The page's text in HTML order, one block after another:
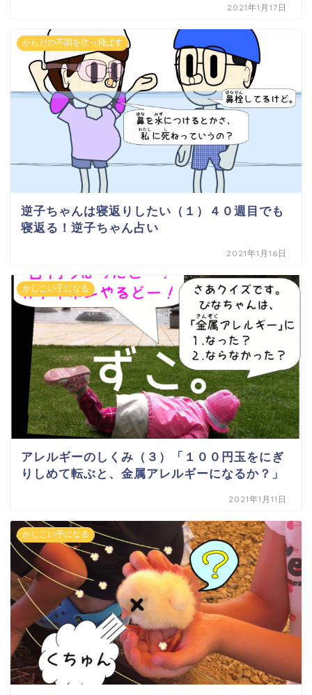
2021年1月17日
からだの不調を吹っ飛ばす
逆子ちゃんは寝返りしたい（１）４０週目でも
寝返る！逆子ちゃん占い
2021年1月16日
かしこい子になる
アレルギーのしくみ（３）「１００円玉をにぎ
りしめて転ぶと、金属アレルギーになるか？」
2021年1月11日
かしこい子になる